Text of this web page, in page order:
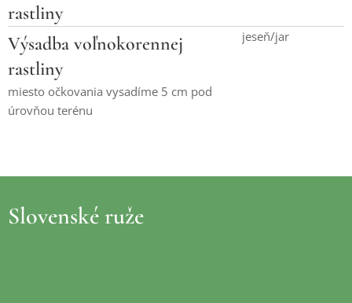
rastliny
Výsadba voľnokorennej
rastliny
miesto očkovania vysadíme 5 cm pod
úrovňou terénu
jeseň/jar
Slovenské ruže